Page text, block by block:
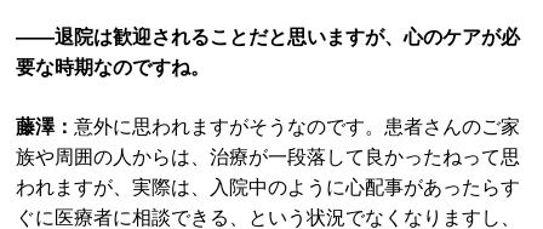
――退院は歓迎されることだと思いますが、心のケアが必
要な時期なのですね。
藤澤：意外に思われますがそうなのです。患者さんのご家
族や周囲の人からは、治療が一段落して良かったねって思
われますが、実際は、入院中のように心配事があったらす
ぐに医療者に相談できる、という状況でなくなりますし、